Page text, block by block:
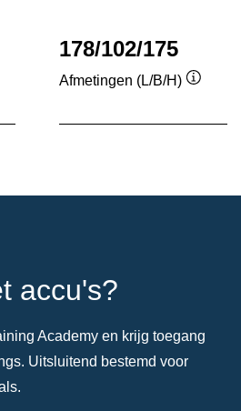
178/102/175
Afmetingen (L/B/H)
de
accu's?
Academy en krijg toegang
Uitsluitend bestemd voor